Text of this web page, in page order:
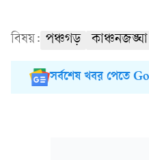
বিষয়: পঞ্চগড় কাঞ্চনজঙ্ঘা
সর্বশেষ খবর পেতে